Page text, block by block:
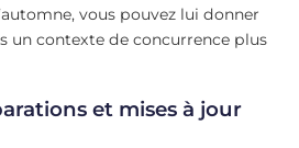
vous pouvez lui donner
un contexte de concurrence plus
et mises à jour